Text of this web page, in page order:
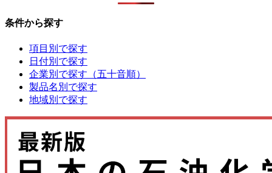
条件から探す
項目別で探す
日付別で探す
企業別で探す（五十音順）
製品名別で探す
地域別で探す